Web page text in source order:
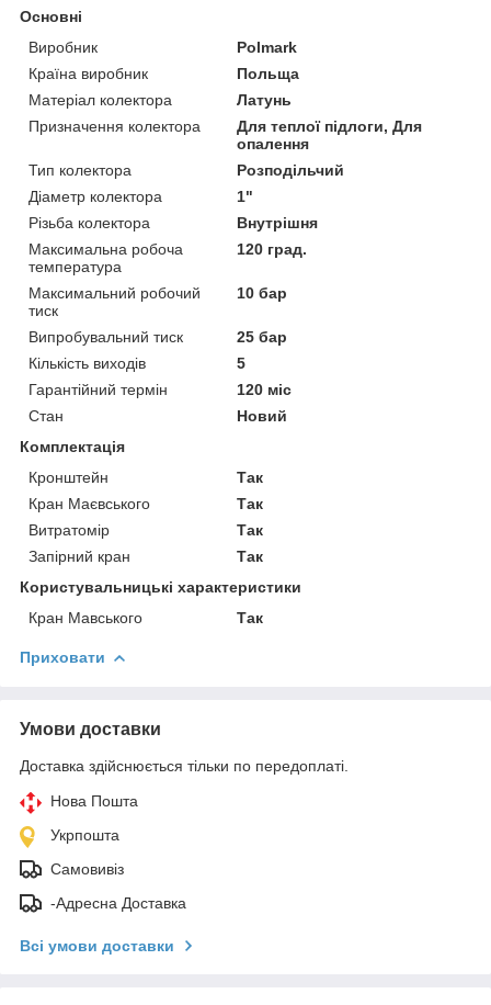
Основні
Виробник
Polmark
Країна виробник
Польща
Матеріал колектора
Латунь
Призначення колектора
Для теплої підлоги, Для
опалення
Тип колектора
Розподільчий
Діаметр колектора
1"
Різьба колектора
Внутрішня
Максимальна робоча
температура
120 град.
Максимальний робочий
тиск
10 бар
Випробувальний тиск
25 бар
Кількість виходів
5
Гарантійний термін
120 міс
Стан
Новий
Комплектація
Кронштейн
Так
Кран Маєвського
Так
Витратомір
Так
Запірний кран
Так
Користувальницькі характеристики
Кран Мавського
Так
Приховати
Умови доставки
Доставка здійснюється тільки по передоплаті.
Нова Пошта
Укрпошта
Самовивіз
-Адресна Доставка
Всі умови доставки